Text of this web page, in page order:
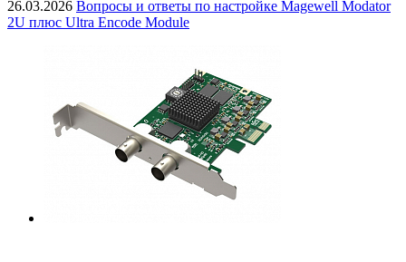
26.03.2026 Вопросы и ответы по настройке Magewell Modator
2U плюс Ultra Encode Module